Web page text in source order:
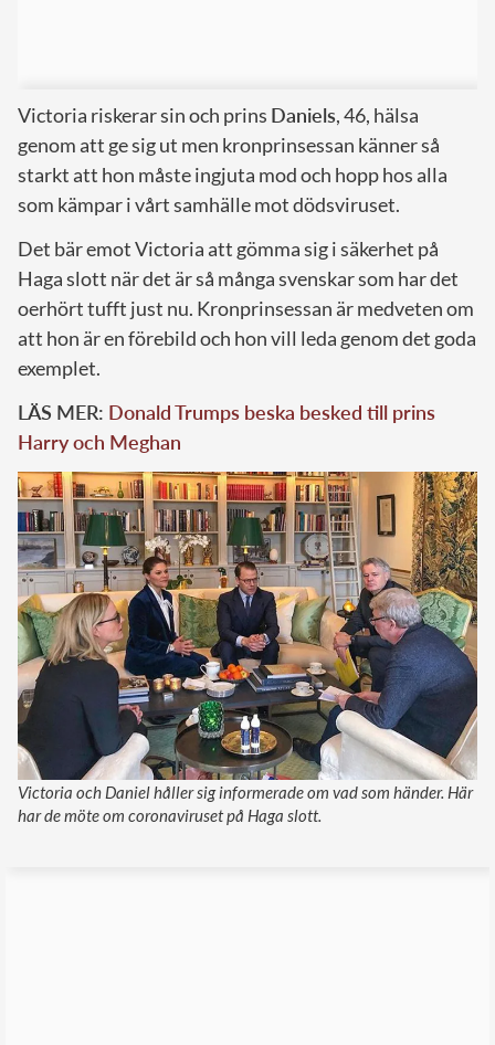
Victoria riskerar sin och prins Daniels, 46, hälsa
genom att ge sig ut men kronprinsessan känner så
starkt att hon måste ingjuta mod och hopp hos alla
som kämpar i vårt samhälle mot dödsviruset.
Det bär emot Victoria att gömma sig i säkerhet på
Haga slott när det är så många svenskar som har det
oerhört tufft just nu. Kronprinsessan är medveten om
att hon är en förebild och hon vill leda genom det goda
exemplet.
LÄS MER: Donald Trumps beska besked till prins
Harry och Meghan
Victoria och Daniel håller sig informerade om vad som händer. Här
har de möte om coronaviruset på Haga slott.